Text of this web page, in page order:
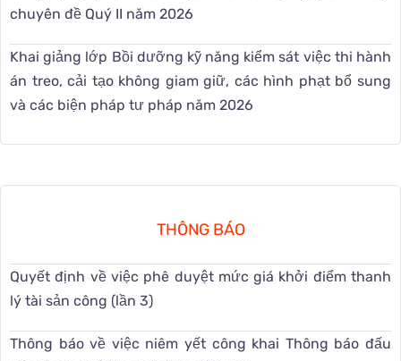
chuyên đề Quý II năm 2026
Khai giảng lớp Bồi dưỡng kỹ năng kiểm sát việc thi hành
án treo, cải tạo không giam giữ, các hình phạt bổ sung
và các biện pháp tư pháp năm 2026
THÔNG BÁO
Quyết định về việc phê duyệt mức giá khởi điểm thanh
lý tài sản công (lần 3)
Thông báo về việc niêm yết công khai Thông báo đấu